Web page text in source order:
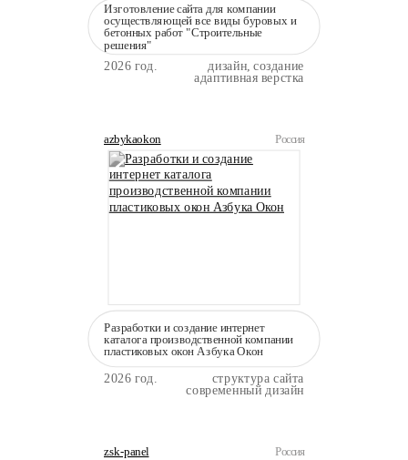
Изготовление сайта для компании
осуществляющей все виды буровых и
бетонных работ "Строительные
решения"
2026 год.
дизайн, создание
адаптивная верстка
azbykaokon Россия
Разработки и создание интернет
каталога производственной компании
пластиковых окон Азбука Окон
2026 год.
структура сайта
современный дизайн
zsk-panel Россия